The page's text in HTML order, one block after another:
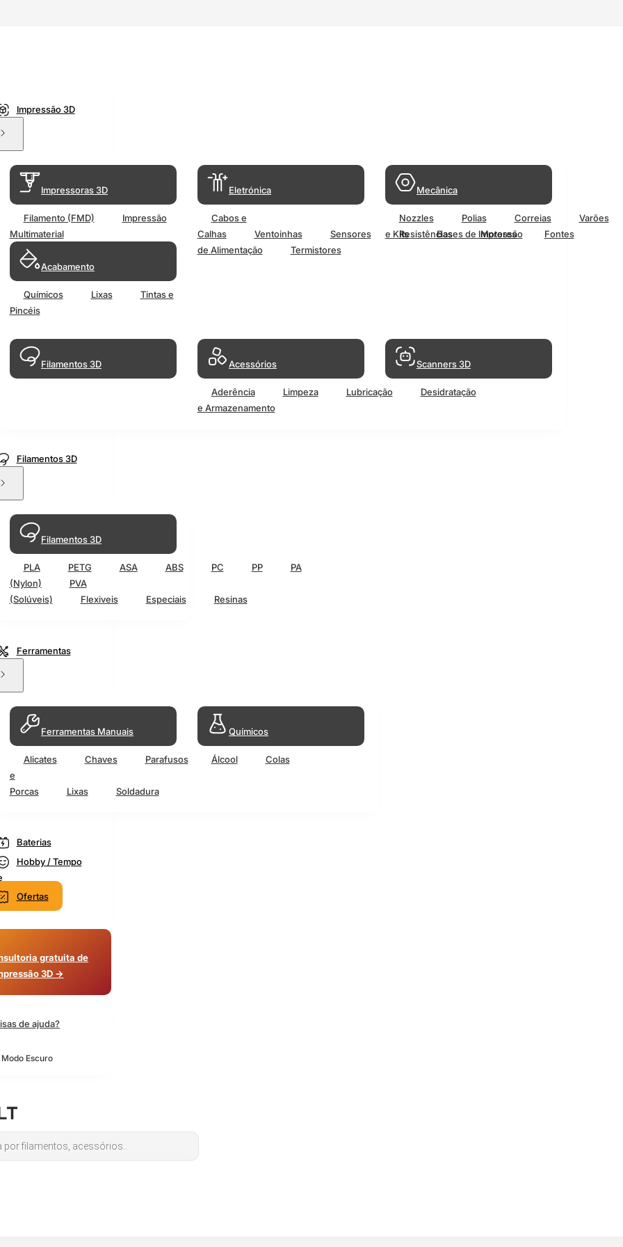
Impressão 3D
Impressoras 3D
Filamento (FMD)
Impressão
Multimaterial
Acabamento
Químicos Lixas
Tintas e
Pincéis
Eletrónica
Cabos e
Calhas
Ventoinhas Sensores Resistências Motores
Fontes
de Alimentação
Termistores
Mecânica
Nozzles Polias Correias
Varões
e Kits
Bases de Impressão
Filamentos 3D Acessórios
Aderência Limpeza Lubricação
Desidratação
e Armazenamento
Scanners 3D
Filamentos 3D
Filamentos 3D
PLA PETG ASA ABS PC PP
PA
(Nylon)
PVA
(Solúveis)
Flexiveis Especiais Resinas
Ferramentas
Ferramentas Manuais
Alicates Chaves
Parafusos
e
Porcas
Lixas Soldadura
Químicos
Álcool Colas
Baterias
Hobby / Tempo
Ofertas
gratuita de
3D →
de ajuda?
Escuro